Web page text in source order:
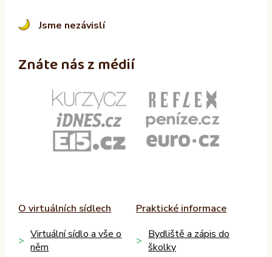
Jsme nezávislí
Znáte nás z médií
O virtuálních sídlech
Virtuální sídlo a vše o
něm
Praktické informace
Bydliště a zápis do
školky